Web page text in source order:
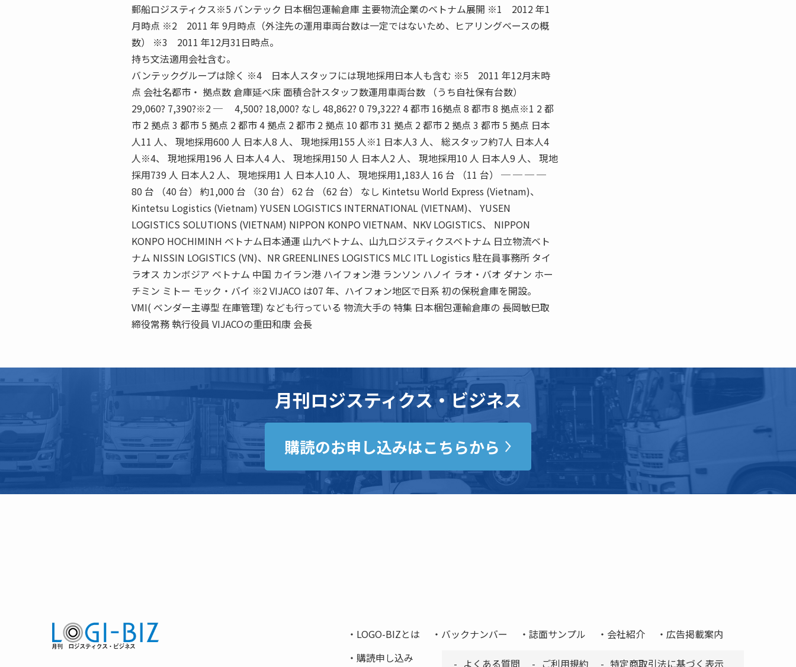
郵船ロジスティクス※5 バンテック 日本梱包運輸倉庫 主要物流企業のベトナム展開 ※1 2012 年1
月時点 ※2 2011 年 9月時点（外注先の運用車両台数は一定ではないため、ヒアリングベースの概
数） ※3 2011 年12月31日時点。
持ち文法適用会社含む。
バンテックグループは除く ※4 日本人スタッフには現地採用日本人も含む ※5 2011 年12月末時
点 会社名都市・ 拠点数 倉庫延べ床 面積合計スタッフ数運用車両台数 （うち自社保有台数）
29,060? 7,390?※2 ─ 4,500? 18,000? なし 48,862? 0 79,322? 4 都市 16拠点 8 都市 8 拠点※1 2 都
市 2 拠点 3 都市 5 拠点 2 都市 4 拠点 2 都市 2 拠点 10 都市 31 拠点 2 都市 2 拠点 3 都市 5 拠点 日本
人11 人、 現地採用600 人 日本人8 人、 現地採用155 人※1 日本人3 人、 総スタッフ約7人 日本人4
人※4、 現地採用196 人 日本人4 人、 現地採用150 人 日本人2 人、 現地採用10 人 日本人9 人、 現地
採用739 人 日本人2 人、 現地採用1 人 日本人10 人、 現地採用1,183人 16 台 （11 台） ─ ─ ─ ─
80 台 （40 台） 約1,000 台 （30 台） 62 台 （62 台） なし Kintetsu World Express (Vietnam)、
Kintetsu Logistics (Vietnam) YUSEN LOGISTICS INTERNATIONAL (VIETNAM)、 YUSEN
LOGISTICS SOLUTIONS (VIETNAM) NIPPON KONPO VIETNAM、NKV LOGISTICS、 NIPPON
KONPO HOCHIMINH ベトナム日本通運 山九ベトナム、山九ロジスティクスベトナム 日立物流ベト
ナム NISSIN LOGISTICS (VN)、NR GREENLINES LOGISTICS MLC ITL Logistics 駐在員事務所 タイ
ラオス カンボジア ベトナム 中国 カイラン港 ハイフォン港 ランソン ハノイ ラオ・バオ ダナン ホー
チミン ミトー モック・バイ ※2 VIJACO は07 年、ハイフォン地区で日系 初の保税倉庫を開設。
VMI( ベンダー主導型 在庫管理) なども行っている 物流大手の 特集 日本梱包運輸倉庫の 長岡敏巳取
締役常務 執行役員 VIJACOの重田和康 会長
月刊ロジスティクス・ビジネス
購読のお申し込みはこちらから
LOGO-BIZとは バックナンバー 誌面サンプル 会社紹介
広告掲載案内
購読申し込み
よくある質問 ご利用規約 特定商取引法に基づく表示